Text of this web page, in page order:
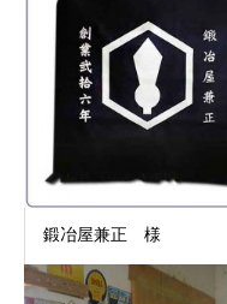
鍛冶屋兼正 様